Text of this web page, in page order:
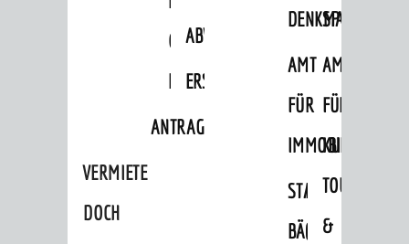
OFFENEN
DENKMALS
ABWASSERBESEITIGUNG
ERSCHLIESSUNGSBEITRAG
ANTRAGSVERFAHREN
VERMIETE
DOCH
DENKMALSCHUTZ
SPORT
AMT
FÜR
STABSSTELLE
BÄDER
HOCHBAU
(PLANUNG
AMT
FÜR
KULTUR,
TOURISMUS
&